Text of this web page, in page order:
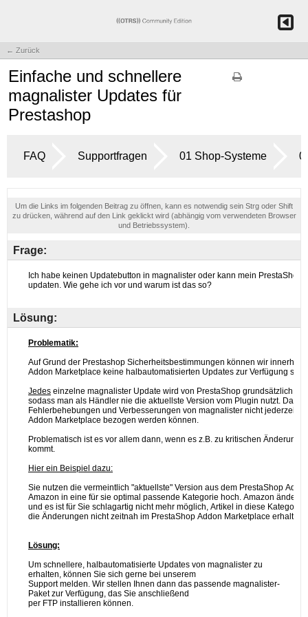
← Zurück
Einfache und schnellere
magnalister Updates für
Prestashop
FAQ Supportfragen 01 Shop-Systeme
Um die Links im folgenden Beitrag zu öffnen, kann es notwendig sein Strg oder Shift
zu drücken, während auf den Link geklickt wird (abhängig vom verwendeten Browser
und Betriebssystem).
Frage:
Lösung: